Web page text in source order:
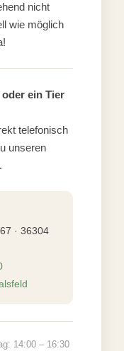
nicht
wie möglich
ein Tier
telefonisch
unseren
· 36304
14:00 – 16:30